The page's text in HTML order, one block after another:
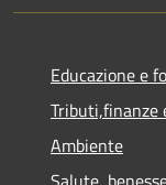
Educazione e
Tributi,finanze
Ambiente